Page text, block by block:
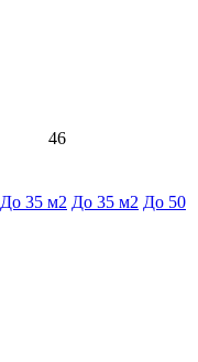
46
До 35 м2 До 35 м2 До 50